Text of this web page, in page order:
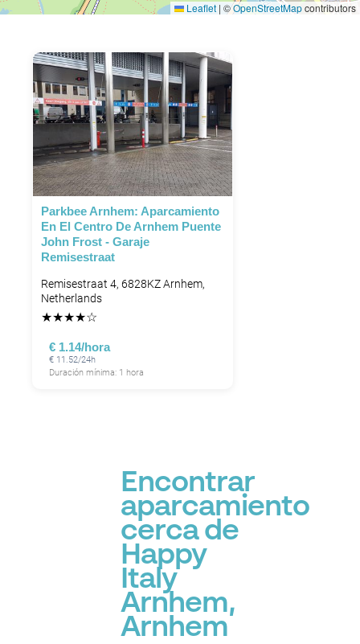
Leaflet | ©OpenStreetMapcontributors
Parkbee Arnhem: Aparcamiento
En El Centro De Arnhem Puente
John Frost - Garaje
Remisestraat
Remisestraat 4, 6828KZ Arnhem,
Netherlands
★★★★☆
€ 1.14/hora
€ 11.52/24h
Duración mínima: 1 hora
Encontrar
aparcamiento
cerca de
Happy
Italy
Arnhem,
Arnhem